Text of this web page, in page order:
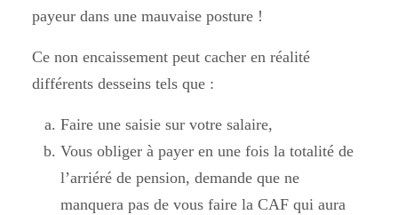
payeur dans une mauvaise posture !
Ce non encaissement peut cacher en réalité
différents desseins tels que :
Faire une saisie sur votre salaire,
Vous obliger à payer en une fois la totalité de
l’arriéré de pension, demande que ne
manquera pas de vous faire la CAF qui aura